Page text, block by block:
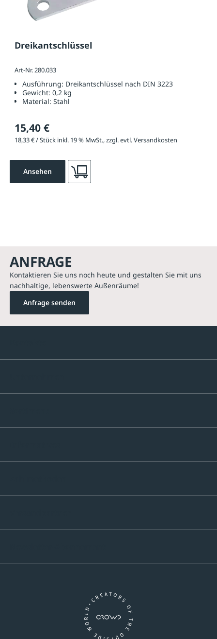
Dreikantschlüssel
Art-Nr. 280.033
Ausführung: Dreikantschlüssel nach DIN 3223
Gewicht: 0,2 kg
Material: Stahl
15,40 €
18,33 € / Stück inkl. 19 % MwSt., zzgl. evtl. Versandkosten
Ansehen
ANFRAGE
Kontaktieren Sie uns noch heute und gestalten Sie mit uns
nachhaltige, lebenswerte Außenräume!
Anfrage senden